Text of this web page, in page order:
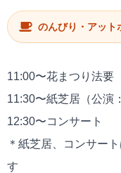
のんびり・アット
11:00〜花まつり法要
11:30〜紙芝居（公演
12:30〜コンサート
＊紙芝居、コンサー
す